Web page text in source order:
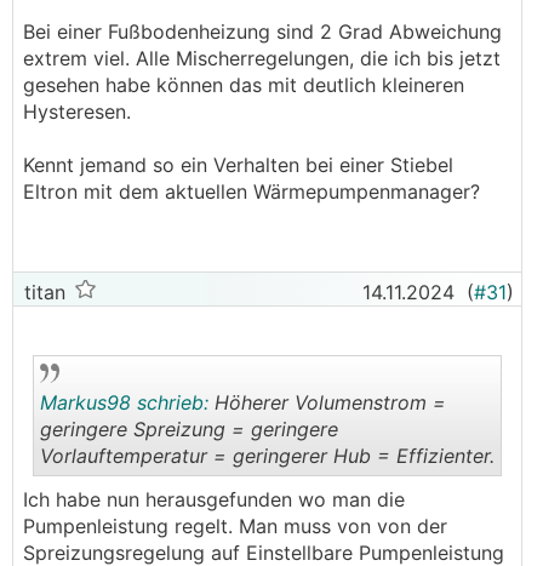
Bei einer Fußbodenheizung sind 2 Grad Abweichung
extrem viel. Alle Mischerregelungen, die ich bis jetzt
gesehen habe können das mit deutlich kleineren
Hysteresen.
Kennt jemand so ein Verhalten bei einer Stiebel
Eltron mit dem aktuellen Wärmepumpenmanager?
titan 14.11.2024 (#31)
..
Markus98 schrieb: Höherer Volumenstrom =
geringere Spreizung = geringere
Vorlauftemperatur = geringerer Hub = Effizienter.
Ich habe nun herausgefunden wo man die
Pumpenleistung regelt. Man muss von von der
Spreizungsregelung auf Einstellbare Pumpenleistung